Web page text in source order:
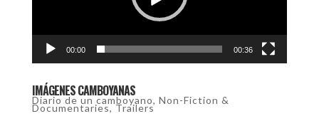
00:00 00:36
IMÁGENES CAMBOYANAS
Diario de un camboyano, Non-Fiction &
Documentaries,Trailers